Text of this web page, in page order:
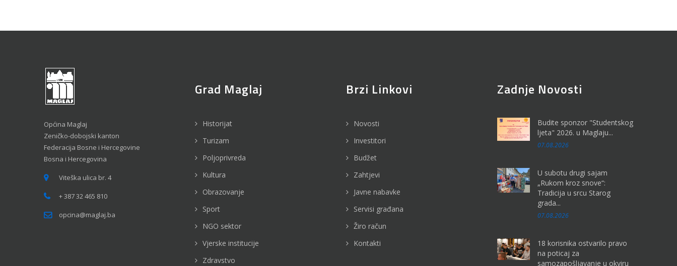
Općina Maglaj
Zeničko-dobojski kanton
Federacija Bosne i Hercegovine
Bosna i Hercegovina
Viteška ulica br. 4
+ 387 32 465 810
opcina@maglaj.ba
Grad Maglaj
Historijat
Turizam
Poljoprivreda
Kultura
Obrazovanje
Sport
NGO sektor
Vjerske institucije
Zdravstvo
Brzi Linkovi
Novosti
Investitori
Budžet
Zahtjevi
Javne nabavke
Servisi građana
Žiro račun
Kontakti
Zadnje Novosti
Budite sponzor "Studentskog
ljeta" 2026. u Maglaju...
07.08.2026
U subotu drugi sajam
„Rukom kroz snove“:
Tradicija u srcu Starog
grada...
07.08.2026
18 korisnika ostvarilo pravo
na poticaj za
samozapošljavanje u okviru